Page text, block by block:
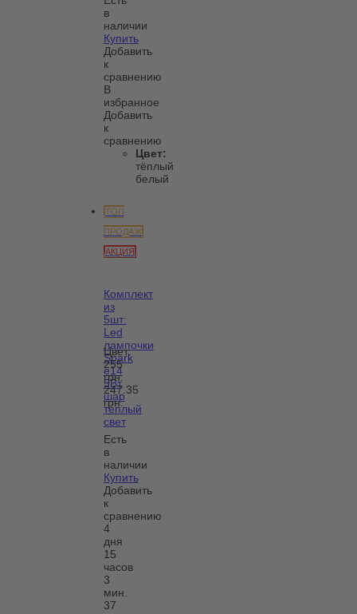
в
наличии
Купить
Добавить
к
сравнению
В
избранное
Добавить
к
сравнению
Цвет:
тёплый
белый
ТОП
ПРОДАЖ
АКЦИЯ
Комплект
из
5шт:
Led
лампочки
Spark
е14
5Вт,
шар
теплый
свет
Цвет:
255
грн.
247.35
грн.
Есть
в
наличии
Купить
Добавить
к
сравнению
4
дня
15
часов
3
мин.
37